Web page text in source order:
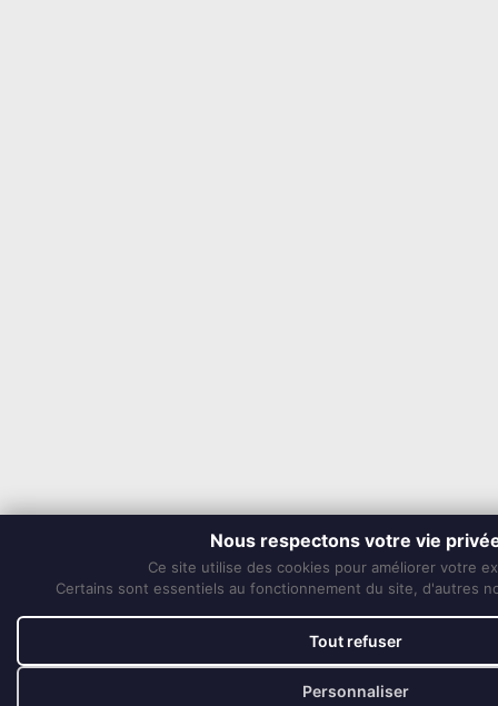
Nous respectons votre vie
Ce site utilise des cookies pour améliorer votre
Certains sont essentiels au fonctionnement du site, d'autres
Tout refuser
Personnaliser